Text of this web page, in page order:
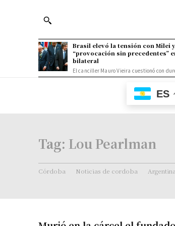
Brasil elevó la tensión con Milei
“provocación sin precedentes”
bilateral
El canciller Mauro Vieira cuestionó con
ES
Tag: Lou Pearlman
Córdoba Noticias de cordoba Argentina